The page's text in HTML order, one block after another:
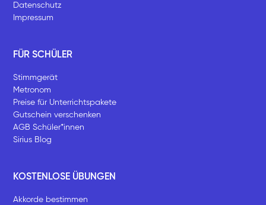
Datenschutz
Impressum
FÜR SCHÜLER
Stimmgerät
Metronom
Preise für Unterrichtspakete
Gutschein verschenken
AGB Schüler*innen
Sirius Blog
KOSTENLOSE ÜBUNGEN
Akkorde bestimmen